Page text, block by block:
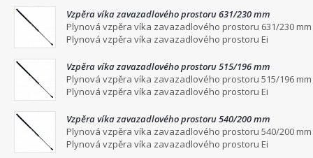
Vzpěra víka zavazadlového prostoru 631/230 mm
Plynová vzpěra víka zavazadlového prostoru 631/230 mm
Plynová vzpěra víka zavazadlového prostoru Ei
Vzpěra víka zavazadlového prostoru 515/196 mm
Plynová vzpěra víka zavazadlového prostoru 515/196 mm
Plynová vzpěra víka zavazadlového prostoru Ei
Vzpěra víka zavazadlového prostoru 540/200 mm
Plynová vzpěra víka zavazadlového prostoru 540/200 mm
Plynová vzpěra víka zavazadlového prostoru Ei